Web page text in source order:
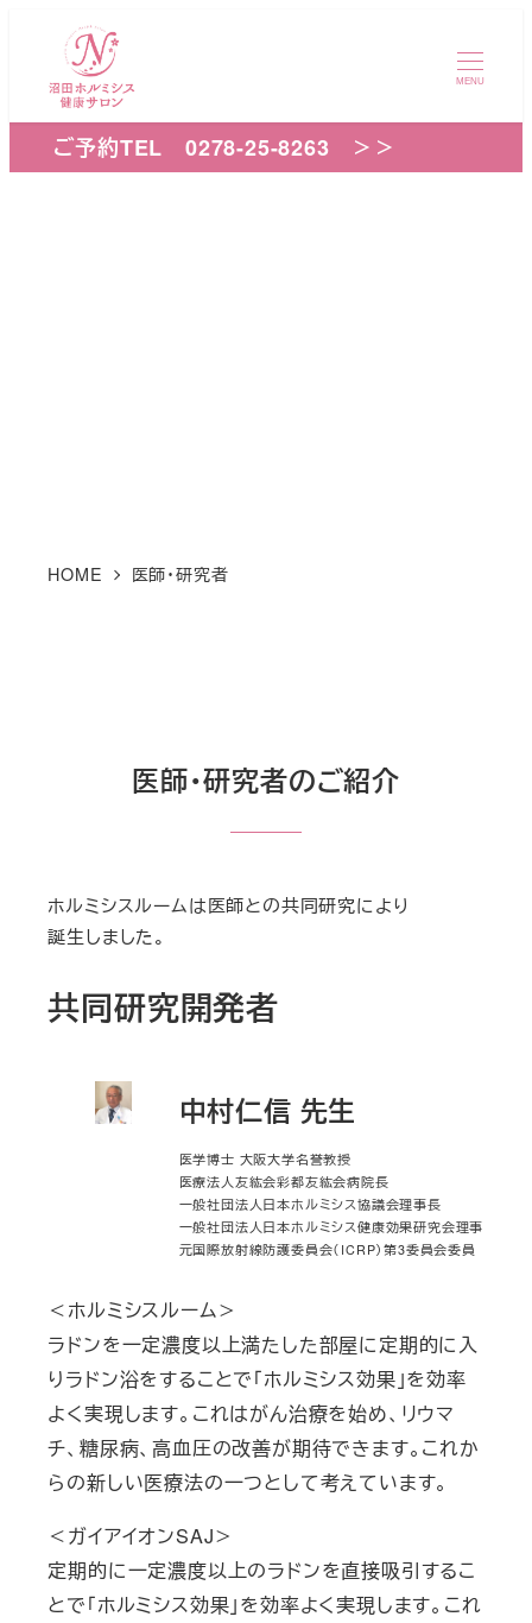
ン
MENU
ご予約TEL 0278-25-8263 ＞＞
HOME 医師・研究者
医師・研究者のご紹介
ホルミシスルームは医師との共同研究により
誕生しました。
共同研究開発者
中村仁信 先生
医学博士 大阪大学名誉教授
医療法人友紘会彩都友紘会病院長
一般社団法人日本ホルミシス協議会理事長
一般社団法人日本ホルミシス健康効果研究会理事
元国際放射線防護委員会（ICRP）第3委員会委員
＜ホルミシスルーム＞
ラドンを一定濃度以上満たした部屋に定期的に入
りラドン浴をすることで「ホルミシス効果」を効率
よく実現します。これはがん治療を始め、リウマ
チ、糖尿病、高血圧の改善が期待できます。これか
らの新しい医療法の一つとして考えています。
＜ガイアイオンSAJ＞
定期的に一定濃度以上のラドンを直接吸引するこ
とで「ホルミシス効果」を効率よく実現します。これ